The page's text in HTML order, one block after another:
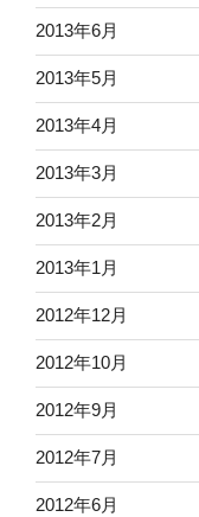
2013年6月
2013年5月
2013年4月
2013年3月
2013年2月
2013年1月
2012年12月
2012年10月
2012年9月
2012年7月
2012年6月